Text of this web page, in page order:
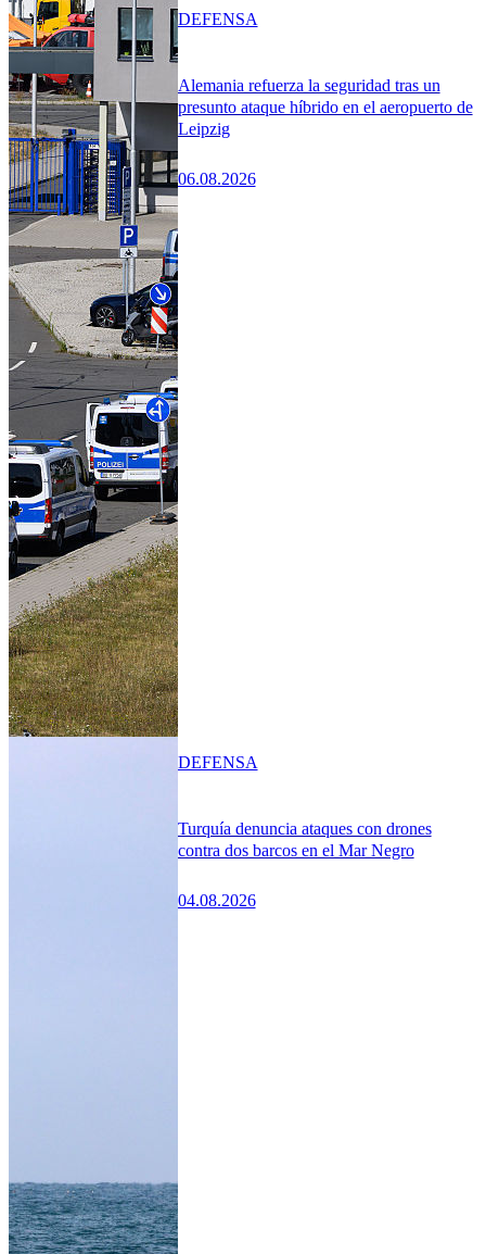
Alemania refuerza la seguridad tras un
presunto ataque híbrido en el aeropuerto de
Leipzig
06.08.2026
DEFENSA
Turquía denuncia ataques con drones
contra dos barcos en el Mar Negro
04.08.2026
DEFENSA